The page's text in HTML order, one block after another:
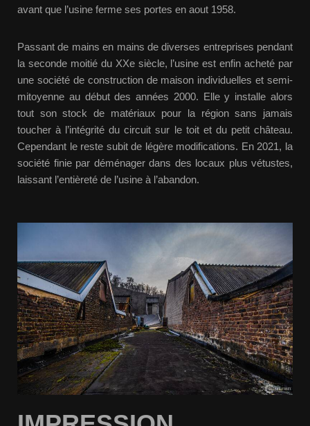
avant que l’usine ferme ses portes en aout 1958.
Passant de mains en mains de diverses entreprises pendant
la seconde moitié du XXe siècle, l’usine est enfin acheté par
une société de construction de maison individuelles et semi-
mitoyenne au début des années 2000. Elle y installe alors
tout son stock de matériaux pour la région sans jamais
toucher à l’intégrité du circuit sur le toit et du petit château.
Cependant le reste subit de légère modifications. En 2021, la
société finie par déménager dans des locaux plus vétustes,
laissant l’entièreté de l’usine à l’abandon.